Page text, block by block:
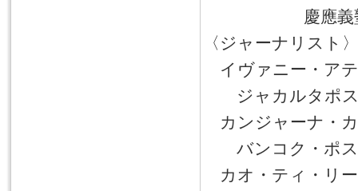
慶應義塾大学
〈ジャーナリスト〉
イヴァニー・ア
ジャカルタポス
カンジャーナ・
バンコク・ポス
カオ・ティ・リ